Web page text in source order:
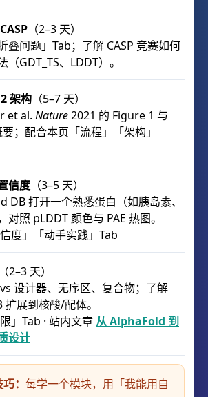
（2–3 天）
叠问题」Tab；了解 CASP 竞赛如何
（GDT_TS、LDDT）。
架构 （5–7 天）
et al. Nature2021 的 Figure 1 与
；配合本页「流程」「架构」
信度 （3–5 天）
DB 打开一个熟悉蛋白（如胰岛素、
对照 pLDDT 颜色与 PAE 热图。
度」「动手实践」Tab
（2–3 天）
设计器、无序区、复合物；了解
展到核酸/配体。
」Tab · 站内文章 从 AlphaFold 到
设计
： 每学一个模块，用「我能用自